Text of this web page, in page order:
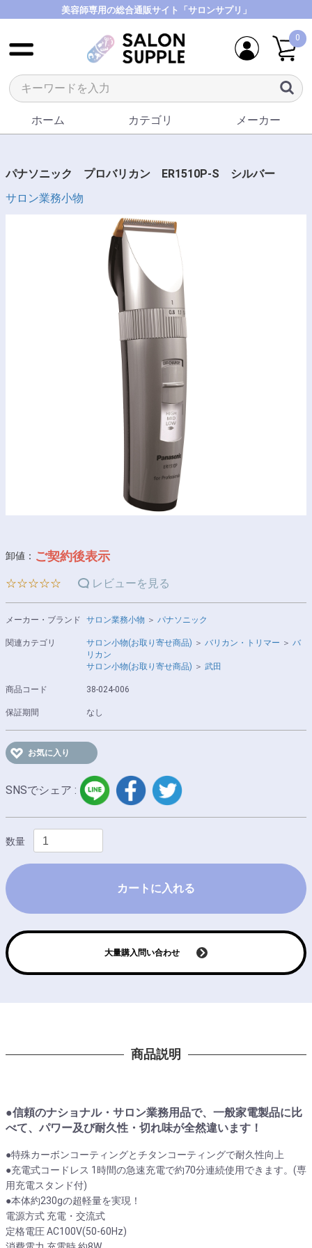
美容師専用の総合通販サイト「サロンサプリ」
0
ホーム カテゴリ メーカー
パナソニック プロバリカン ER1510P-S シルバー
サロン業務小物
卸値： ご契約後表示
☆☆☆☆☆ レビューを見る
メーカー・ブランド サロン業務小物 ＞ パナソニック
関連カテゴリ サロン小物(お取り寄せ商品) ＞ バリカン・トリマー ＞ バ
リカン
サロン小物(お取り寄せ商品) ＞ 武田
商品コード 38-024-006
保証期間 なし
お気に入り
SNSでシェア :
LINE facebook
数量
カートに入れる
大量購入問い合わせ
商品説明
●信頼のナショナル・サロン業務用品で、一般家電製品に比
べて、パワー及び耐久性・切れ味が全然違います！
●特殊カーボンコーティングとチタンコーティングで耐久性向上
●充電式コードレス 1時間の急速充電で約70分連続使用できます。(専
用充電スタンド付)
●本体約230gの超軽量を実現！
電源方式 充電・交流式
定格電圧 AC100V(50-60Hz)